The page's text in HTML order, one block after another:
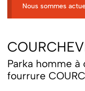
Nous sommes
Parka homme
fourrure